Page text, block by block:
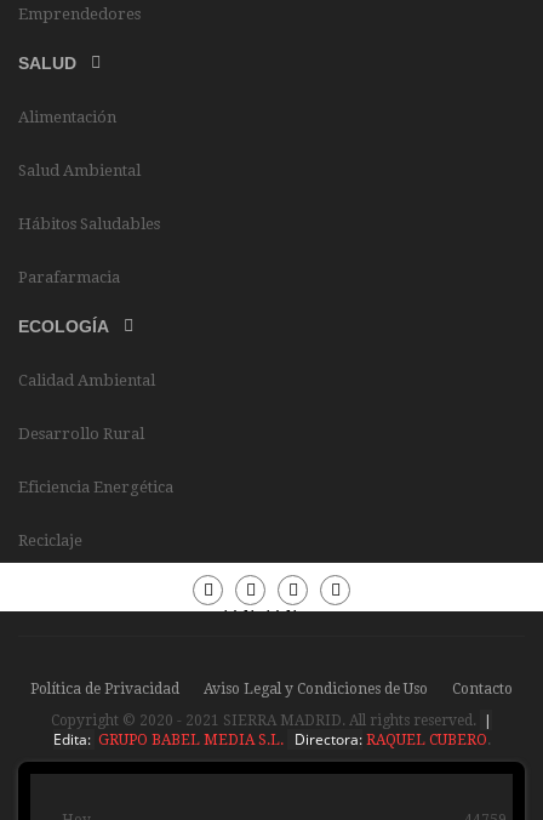
Emprendedores
SALUD
Alimentación
Salud Ambiental
Hábitos Saludables
Parafarmacia
ECOLOGÍA
Calidad Ambiental
Desarrollo Rural
Eficiencia Energética
Reciclaje
Periódico
Periódico
Política de Privacidad Aviso Legal y Condiciones de Uso
Contacto
Copyright © 2020 - 2021 SIERRA MADRID. All rights reserved.
|
Edita: GRUPO BABEL MEDIA S.L. Directora:RAQUEL CUBERO.